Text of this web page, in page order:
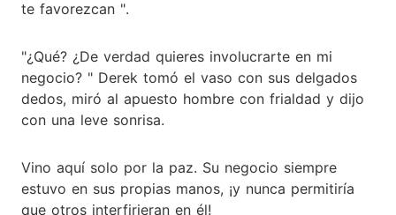
te favorezcan ".
"¿Qué? ¿De verdad quieres involucrarte en mi
negocio? " Derek tomó el vaso con sus delgados
dedos, miró al apuesto hombre con frialdad y dijo
con una leve sonrisa.
Vino aquí solo por la paz. Su negocio siempre
estuvo en sus propias manos, ¡y nunca permitiría
que otros interfirieran en él!